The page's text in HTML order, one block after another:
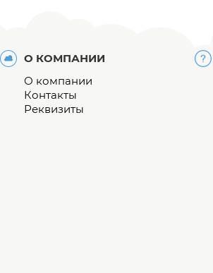
О КОМПАНИИ
О компании
Контакты
Реквизиты